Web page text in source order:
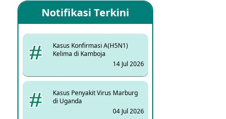
Notifikasi Terkini
Kasus Konfirmasi A(H5N1)
Kelima di Kamboja
14 Jul 2026
Kasus Penyakit Virus Marburg
di Uganda
04 Jul 2026